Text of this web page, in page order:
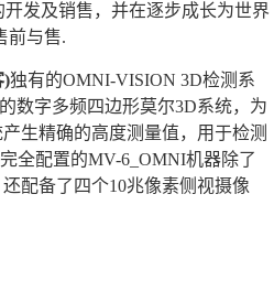
开发及销售，并在逐步成长为世界
前与售.
)独有的OMNI-VISION 3D检测系
数字多频四边形莫尔3D系统，为
生精确的高度测量值，用于检测
全配置的MV-6_OMNI机器除了
配备了四个10兆像素侧视摄像